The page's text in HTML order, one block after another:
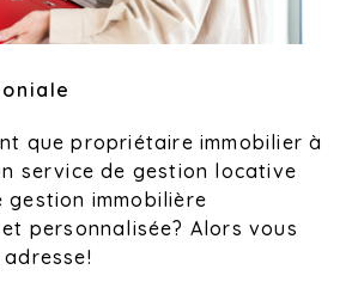
que propriétaire immobilier à
service de gestion locative
gestion immobilière
personnalisée? Alors vous